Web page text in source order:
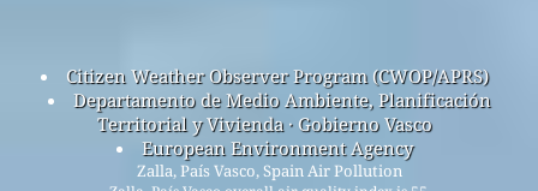
Citizen Weather Observer Program (CWOP/APRS)
Departamento de Medio Ambiente, Planificación
Territorial y Vivienda · Gobierno Vasco
European Environment Agency
Zalla, País Vasco, Spain Air Pollution